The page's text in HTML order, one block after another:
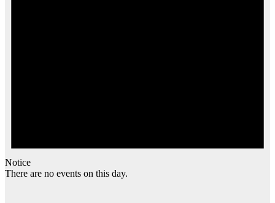
Notice
There are no events on this day.